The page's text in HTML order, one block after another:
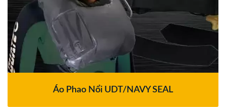
Áo Phao Nổi UDT/NAVY SEAL